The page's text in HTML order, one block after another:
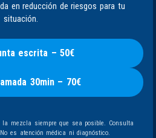
en reducción de riesgos para tu
situación.
escrita – 50€
30min – 70€
mezcla siempre que sea posible. Consulta
es atención médica ni diagnóstico.